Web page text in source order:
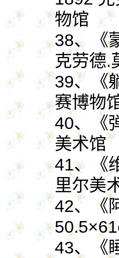
物馆
38、《
克劳德.
39、《
赛博物
40、《
美术馆
41、《
里尔美
42、《
43、《